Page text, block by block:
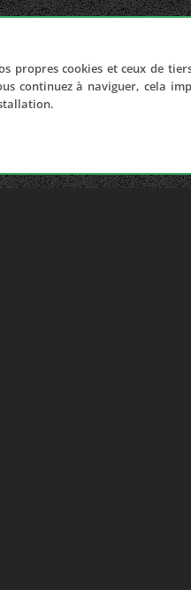
propres cookies et ceux de
continuez à naviguer, cela